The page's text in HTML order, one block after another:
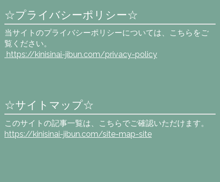
☆プライバシーポリシー☆
当サイトのプライバシーポリシーについては、こちらをご
覧ください。
https://kinisinai-jibun.com/privacy-policy
☆サイトマップ☆
このサイトの記事一覧は、こちらでご確認いただけます。
https://kinisinai-jibun.com/site-map-site